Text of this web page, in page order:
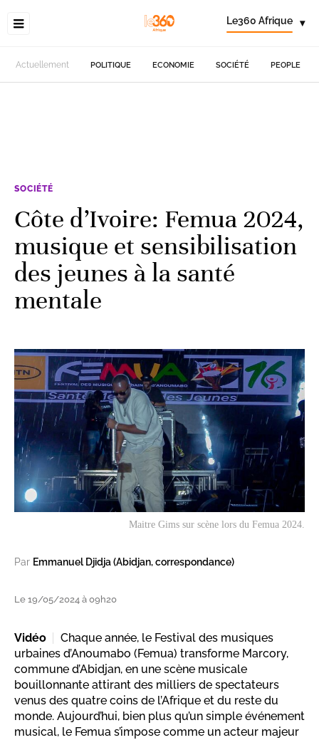
Le360 Afrique ▾
Actuellement POLITIQUE ECONOMIE SOCIÉTÉ PEOPLE
SOCIÉTÉ
Côte d’Ivoire: Femua 2024,
musique et sensibilisation
des jeunes à la santé
mentale
Maitre Gims sur scène lors du Femua 2024.
Par Emmanuel Djidja (Abidjan, correspondance)
Le 19/05/2024 à 09h20
Vidéo
Chaque année, le Festival des musiques
urbaines d’Anoumabo (Femua) transforme Marcory,
commune d’Abidjan, en une scène musicale
bouillonnante attirant des milliers de spectateurs
venus des quatre coins de l’Afrique et du reste du
monde. Aujourd’hui, bien plus qu’un simple événement
musical, le Femua s’impose comme un acteur majeur